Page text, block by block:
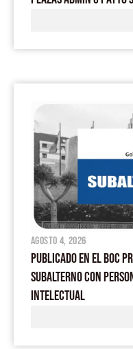
agosto 4, 2026
PUBLICADO EN EL BOC
SUBALTERNO CON
INTELECTUAL